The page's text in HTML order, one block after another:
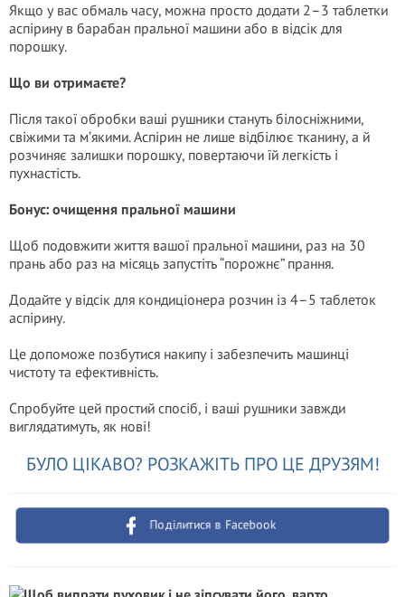
Якщо у вас обмаль часу, можна просто додати 2–3 таблетки
aспірину в барабан пральної машини або в відсік для
порошку.
Що ви отримаєте?
Після такої обробки ваші рушники стануть білосніжними,
свіжими та м’якими. Aспірин не лише відбілює тканину, а й
розчиняє залишки порошку, повертаючи їй легкість і
пухнастість.
Бонус: очищення пральної машини
Щоб подовжити життя вашої пральної машини, раз на 30
прань або раз на місяць запустіть “порожнє” прання.
Додайте у відсік для кондиціонера розчин із 4–5 таблеток
aспірину.
Це допоможе позбутися накипу і забезпечить машинці
чистоту та ефективність.
Спробуйте цей простий спосіб, і ваші рушники завжди
виглядатимуть, як нові!
БУЛО ЦІКАВО? РОЗКАЖІТЬ ПРО ЦЕ ДРУЗЯМ!
Поділитися в Facebook